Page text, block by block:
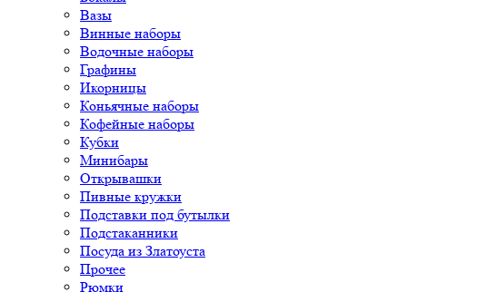
Вазы
Винные наборы
Водочные наборы
Графины
Икорницы
Коньячные наборы
Кофейные наборы
Кубки
Минибары
Открывашки
Пивные кружки
Подставки под бутылки
Подстаканники
Посуда из Златоуста
Прочее
Рюмки